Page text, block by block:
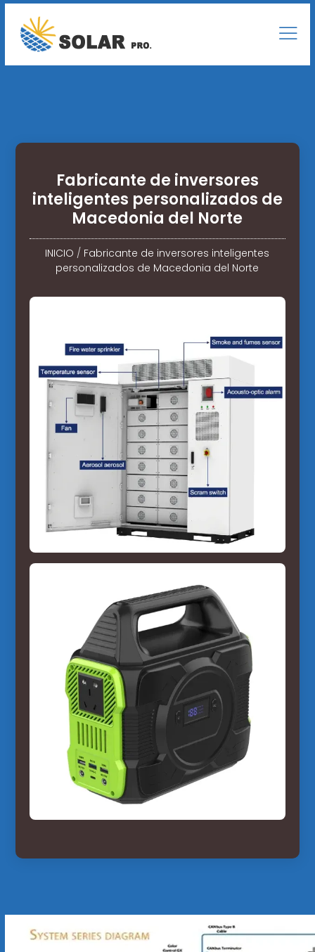
Fabricante de inversores
inteligentes personalizados de
Macedonia del Norte
INICIO / Fabricante de inversores inteligentes
personalizados de Macedonia del Norte